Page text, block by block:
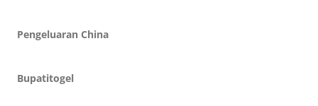
Pengeluaran China
Bupatitogel